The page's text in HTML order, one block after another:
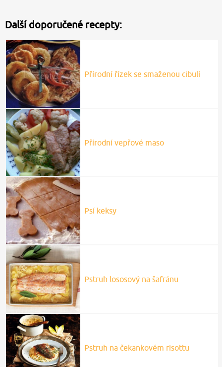
Další doporučené recepty:
Přírodní řízek se smaženou cibulí
Přírodní vepřové maso
Psí keksy
Pstruh lososový na šafránu
Pstruh na čekankovém risottu